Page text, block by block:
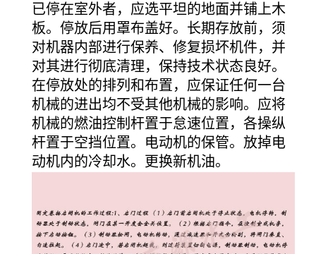
已停在室外者，应选平坦的地面并铺上木
板。停放后用罩布盖好。长期存放前，须
对机器内部进行保养、修复损坏机件，并
对其进行彻底清理，保持技术状态良好。
在停放处的排列和布置，应保证任何一台
机械的进出均不受其他机械的影响。应将
机械的燃油控制杆置于怠速位置，各操纵
杆置于空挡位置。电动机的保管。放掉电
动机内的冷却水。更换新机油。